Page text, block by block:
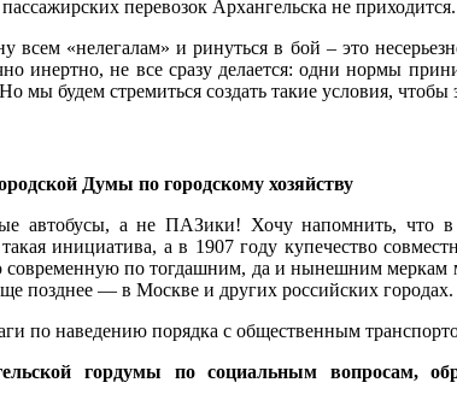
перевозок Архангельска не приходится.
«нелегалам» и ринуться в бой – это
инертно, не все сразу делается: одни нормы
будем стремиться создать такие условия, чтобы
Думы по городскому хозяйству
автобусы, а не ПАЗики! Хочу напомнить, что в
инициатива, а в 1907 году купечество
по тогдашним, да и нынешним меркам
позднее — в Москве и других российских городах.
по наведению порядка с общественным
гордумы по социальным вопросам,